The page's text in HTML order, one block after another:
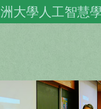
大學人工智慧